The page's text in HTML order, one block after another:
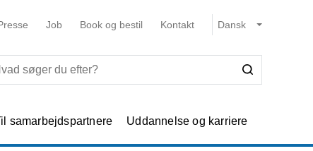
Job Book og bestil Kontakt
samarbejdspartnere Uddannelse og karriere